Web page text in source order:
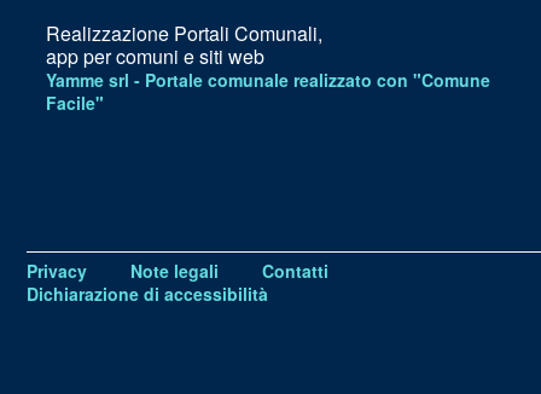
Realizzazione Portali Comunali,
app per comuni e siti web
Yamme srl - Portale comunale realizzato con "Comune
Facile"
Privacy Note legali
Contatti
Dichiarazione di accessibilità